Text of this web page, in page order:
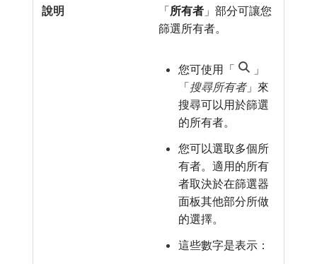
「所有者 」部分可讓您
篩選所有者。
您可使用「
」
「搜尋所有者」來
搜尋可以用於篩選
的所有者。
您可以選取多個所
有者。適用的所有
者取決於在篩選器
面板其他部分所做
的選擇。
這些數字是表示：